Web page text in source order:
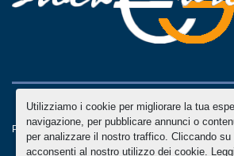
Utilizziamo i cookie per migliorare la tua
navigazione, per pubblicare annunci o
per analizzare il nostro traffico. Cliccando su
acconsenti al nostro utilizzo dei cookie.
Personalizza le preferenze sui Cookies